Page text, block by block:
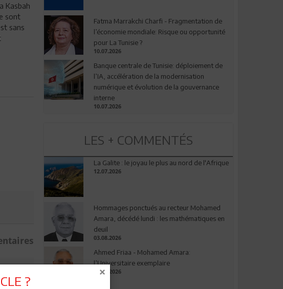
Kasbah
sont
sans
Fatma Marrakchi Charfi - Fragmentation de
l’économie mondiale: Risque ou opportunité
pour La Tunisie ?
10.07.2026
Banque centrale de Tunisie: déploiement de
l’IA, accélération de la modernisation
numérique et évolution de la gouvernance
interne
10.07.2026
LES + COMMENTÉS
La Galite : le joyau le plus au nord de l'Afrique
12.07.2026
Hommages ponctués au recteur Mohamed
Amara, décédé lundi : les mathématiques en
deuil
03.08.2026
Ahmed Friaa - Mohamed Amara:
l’Universitaire exemplaire
04.08.2026
?